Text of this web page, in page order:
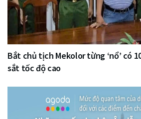
Bắt chủ tịch Mekolor từng ‘nổ’ có
sắt tốc độ cao